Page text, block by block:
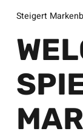
Steigert